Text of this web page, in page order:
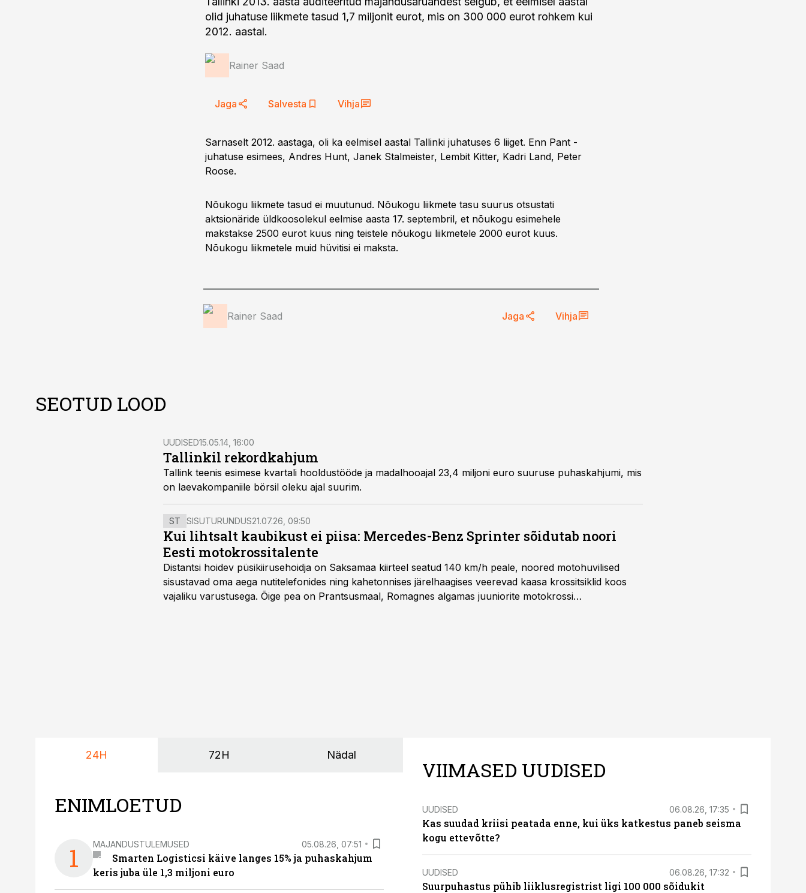
olid juhatuse liikmete tasud 1,7 miljonit eurot, mis on 300 000 eurot rohkem kui
2012. aastal.
Rainer Saad
Jaga Salvesta Vihja
Sarnaselt 2012. aastaga, oli ka eelmisel aastal Tallinki juhatuses 6 liiget. Enn Pant -
juhatuse esimees, Andres Hunt, Janek Stalmeister, Lembit Kitter, Kadri Land, Peter
Roose.
Nõukogu liikmete tasud ei muutunud. Nõukogu liikmete tasu suurus otsustati
aktsionäride üldkoosolekul eelmise aasta 17. septembril, et nõukogu esimehele
makstakse 2500 eurot kuus ning teistele nõukogu liikmetele 2000 eurot kuus.
Nõukogu liikmetele muid hüvitisi ei maksta.
Rainer Saad Jaga Vihja
SEOTUD LOOD
UUDISED15.05.14, 16:00
Tallinkil rekordkahjum
Tallink teenis esimese kvartali hooldustööde ja madalhooajal 23,4 miljoni euro suuruse puhaskahjumi, mis
on laevakompaniile börsil oleku ajal suurim.
ST SISUTURUNDUS21.07.26, 09:50
Kui lihtsalt kaubikust ei piisa: Mercedes-Benz Sprinter sõidutab noori
Eesti motokrossitalente
Distantsi hoidev püsikiirusehoidja on Saksamaa kiirteel seatud 140 km/h peale, noored motohuvilised
sisustavad oma aega nutitelefonides ning kahetonnises järelhaagises veerevad kaasa krossitsiklid koos
vajaliku varustusega. Õige pea on Prantsusmaal, Romagnes algamas juuniorite motokrossi
24H 72H Nädal
ENIMLOETUD
1 MAJANDUSTULEMUSED 05.08.26, 07:51
Smarten Logisticsi käive langes 15% ja puhaskahjum
keris juba üle 1,3 miljoni euro
VIIMASED UUDISED
UUDISED 06.08.26, 17:35
Kas suudad kriisi peatada enne, kui üks katkestus paneb seisma
kogu ettevõtte?
UUDISED 06.08.26, 17:32
Suurpuhastus pühib liiklusregistrist ligi 100 000 sõidukit